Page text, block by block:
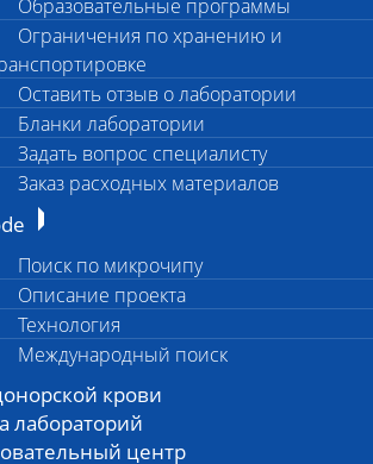
Образовательные программы
Ограничения по хранению и
Оставить отзыв о лаборатории
Бланки лаборатории
Задать вопрос специалисту
Заказ расходных материалов
Поиск по микрочипу
Описание проекта
Технология
Международный поиск
крови
лабораторий
центр
с пометом между днями
хранить в холодильнике
лаборатории материал
более 3-х суток в охлажденном
+2+8 С